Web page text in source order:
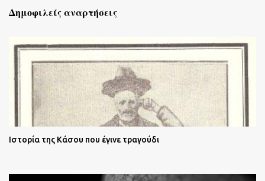
Δημοφιλείς αναρτήσεις
Ιστορία της Κάσου που έγινε τραγούδι